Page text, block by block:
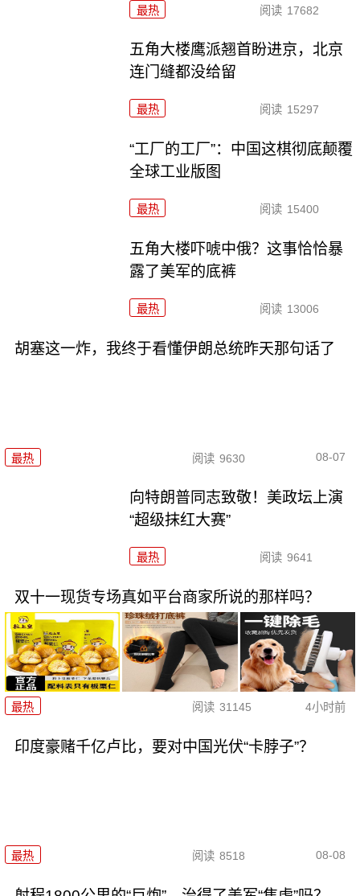
最热 阅读 17682
五角大楼鹰派翘首盼进京，北京
连门缝都没给留
最热 阅读 15297
“工厂的工厂”：中国这棋彻底颠覆
全球工业版图
最热 阅读 15400
五角大楼吓唬中俄？这事恰恰暴
露了美军的底裤
最热 阅读 13006
胡塞这一炸，我终于看懂伊朗总统昨天那句话了
最热 阅读 9630 08-07
向特朗普同志致敬！美政坛上演
“超级抹红大赛”
最热 阅读 9641
双十一现货专场真如平台商家所说的那样吗？
最热 阅读 31145 4小时前
印度豪赌千亿卢比，要对中国光伏“卡脖子”？
最热 阅读 8518 08-08